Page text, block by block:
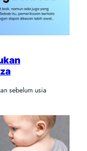
sebelum usia